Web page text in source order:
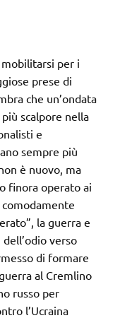
per i
prese di
che un’ondata
scalpore nella
e
sempre più
è nuovo, ma
finora operato ai
la guerra e
verso
di formare
al Cremlino
russo per
l’Ucraina